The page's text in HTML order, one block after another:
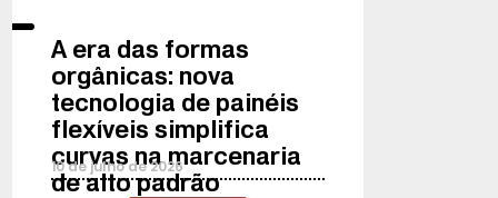
A era das formas
orgânicas: nova
tecnologia de painéis
flexíveis simplifica
curvas na marcenaria
de alto padrão
10de julho de2026